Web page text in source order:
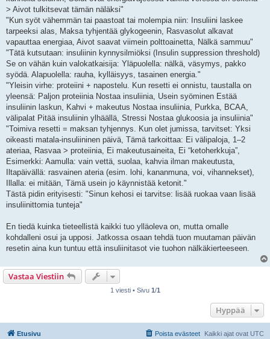
> Aivot tulkitsevat tämän näläksi"
"Kun syöt vähemmän tai paastoat tai molempia niin: Insuliini laskee
tarpeeksi alas, Maksa tyhjentää glykogeenin, Rasvasolut alkavat
vapauttaa energiaa, Aivot saavat viimein polttoainetta, Nälkä sammuu"
"Tätä kutsutaan: insuliinin kynnysilmiöksi (Insulin suppression threshold)
Se on vähän kuin valokatkaisija: Yläpuolella: nälkä, väsymys, pakko
syödä. Alapuolella: rauha, kylläisyys, tasainen energia."
"Yleisin virhe: proteiini + napostelu. Kun resetti ei onnistu, taustalla on
yleensä: Paljon proteiinia Nostaa insuliinia, Usein syöminen Estää
insuliinin laskun, Kahvi + makeutus Nostaa insuliinia, Purkka, BCAA,
välipalat Pitää insuliinin ylhäällä, Stressi Nostaa glukoosia ja insuliinia"
"Toimiva resetti = maksan tyhjennys. Kun olet jumissa, tarvitset: Yksi
oikeasti matala-insuliininen päivä, Tämä tarkoittaa: Ei välipaloja, 1–2
ateriaa, Rasvaa > proteiinia, Ei makeutusaineita, Ei “ketoherkkuja”,
Esimerkki: Aamulla: vain vettä, suolaa, kahvia ilman makeutusta,
Iltapäivällä: rasvainen ateria (esim. lohi, kananmuna, voi, vihannekset),
Illalla: ei mitään, Tämä usein jo käynnistää ketonit."
Tästä pidin erityisesti: "Sinun kehosi ei tarvitse: lisää ruokaa vaan lisää
insuliinittomia tunteja"
En tiedä kuinka tieteellistä kaikki tuo ylläoleva on, mutta omalle
kohdalleni osui ja upposi. Jatkossa osaan tehdä tuon muutaman päivän
resetin aina kun tuntuu että insuliinitasot vie tuohon nälkäkierteeseen.
Vastaa Viestiin
1 viesti • Sivu 1/1
Hyppää
Etusivu Kaikki ajat ovat UTC
Poista evästeet